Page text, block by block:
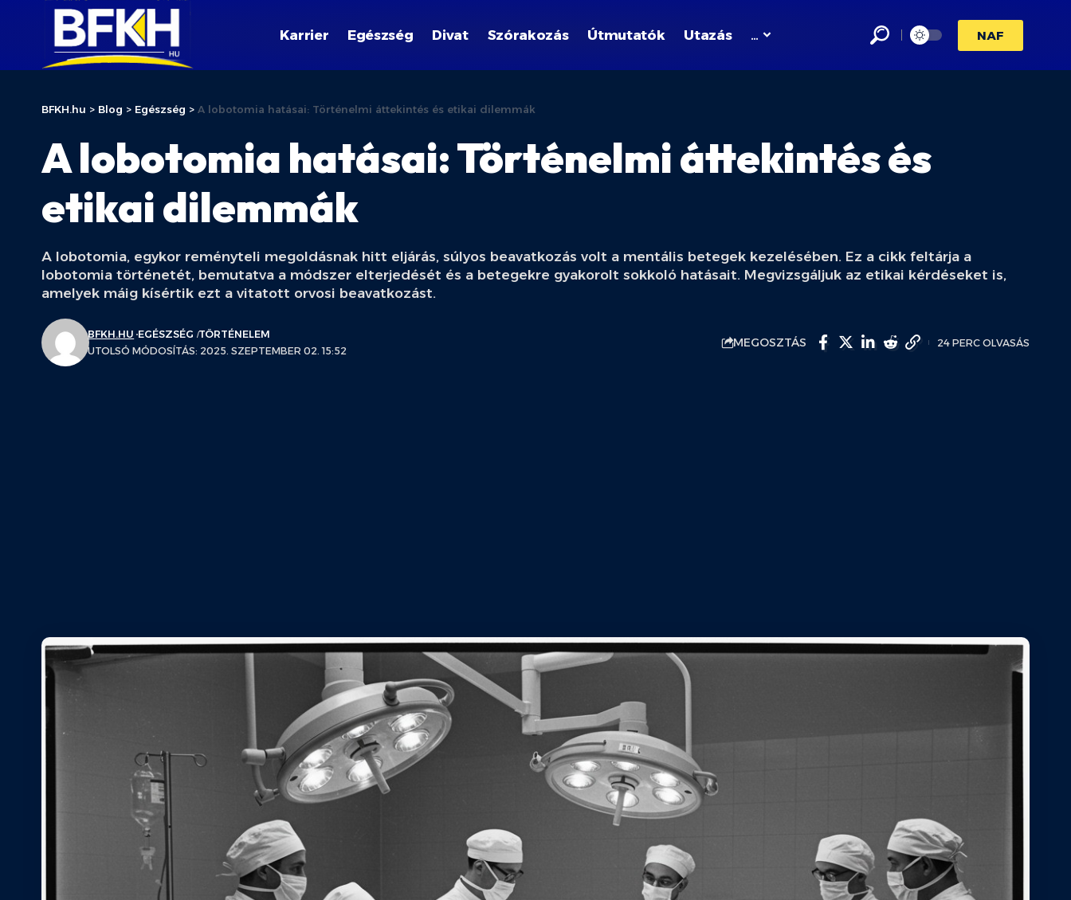
Karrier Egészség Divat Szórakozás Útmutatók Utazás … NAF
BFKH.hu > Blog > Egészség > A lobotomia hatásai: Történelmi áttekintés és etikai dilemmák
A lobotomia hatásai: Történelmi áttekintés és
etikai dilemmák
A lobotomia, egykor reményteli megoldásnak hitt eljárás, súlyos beavatkozás volt a mentális betegek kezelésében. Ez a cikk feltárja a
lobotomia történetét, bemutatva a módszer elterjedését és a betegekre gyakorolt sokkoló hatásait. Megvizsgáljuk az etikai kérdéseket is,
amelyek máig kísértik ezt a vitatott orvosi beavatkozást.
UTOLSÓ MÓDOSÍTÁS: 2025. SZEPTEMBER 02. 15:52
BFKH.HU EGÉSZSÉG TÖRTÉNELEM
MEGOSZTÁS 24 PERC OLVASÁS